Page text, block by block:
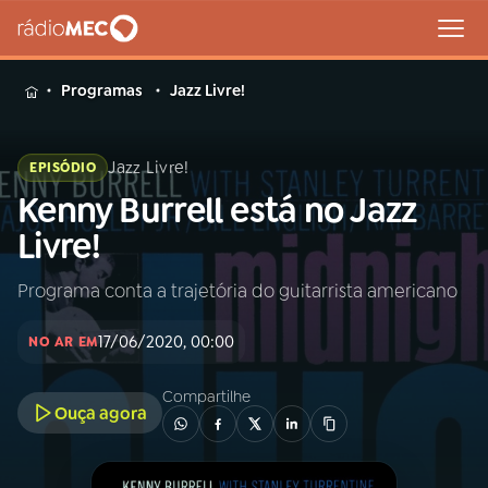
MENU
Buscar
na
Rádio
MEC
Buscar
Início
01INÍCIO
A RÁDIO
Programas Jazz Livre!
EPISÓDIO Jazz Livre!
Kenny Burrell está no Jazz
Livre!
Programa conta a trajetória do guitarrista americano
NO AR EM17/06/2020, 00:00
Ouça agora
Compartilhe